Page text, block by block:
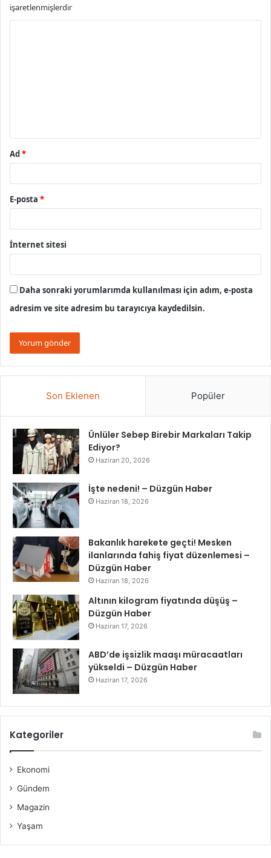
işaretlenmişlerdir
Ad*
E-posta *
İnternet sitesi
Daha sonraki yorumlarımda kullanılması için adım, e-posta
adresim ve site adresim bu tarayıcıya kaydedilsin.
Son Eklenen Popüler
Ünlüler Sebep Birebir Markaları Takip
Ediyor?
Haziran 20, 2026
İşte nedeni! – Düzgün Haber
Haziran 18, 2026
Bakanlık harekete geçti! Mesken
ilanlarında fahiş fiyat düzenlemesi –
Düzgün Haber
Haziran 18, 2026
Altının kilogram fiyatında düşüş –
Düzgün Haber
Haziran 17, 2026
ABD’de işsizlik maaşı müracaatları
yükseldi – Düzgün Haber
Haziran 17, 2026
Kategoriler
Ekonomi
Gündem
Magazin
Yaşam